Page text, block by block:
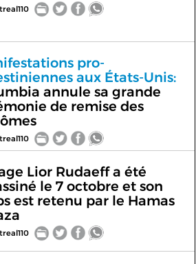
pro-
aux États-Unis:
annule sa grande
de remise des
Lior Rudaeff a été
le 7 octobre et son
est retenu par le Hamas